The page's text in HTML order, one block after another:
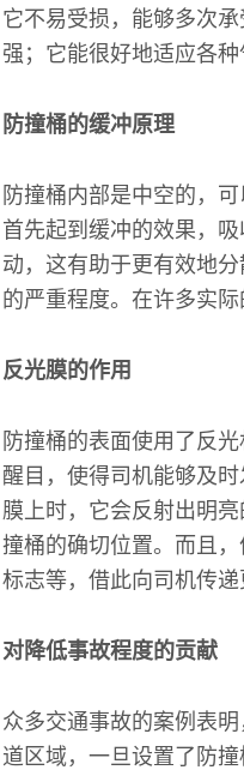
它不易受损，能够多次
强；它能很好地适应各
防撞桶的缓冲原理
防撞桶内部是中空的，
首先起到缓冲的效果，
动，这有助于更有效地
的严重程度。在许多实
反光膜的作用
防撞桶的表面使用了反
醒目，使得司机能够及
膜上时，它会反射出明
撞桶的确切位置。而且
标志等，借此向司机传递
对降低事故程度的贡献
众多交通事故的案例表
道区域，一旦设置了防